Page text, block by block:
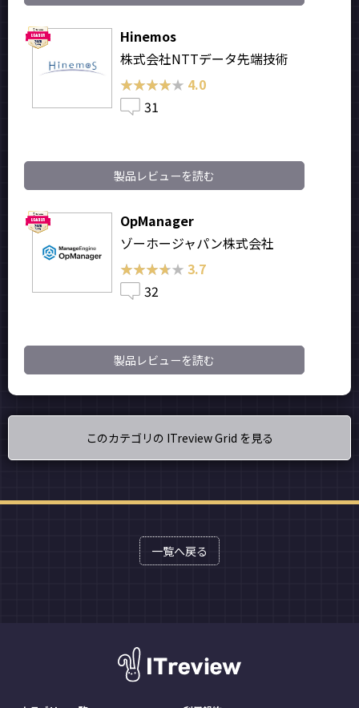
Hinemos
株式会社NTTデータ先端技術
★★★★★
★★★★★ 4.0
31
製品レビューを読む
OpManager
ゾーホージャパン株式会社
★★★★★
★★★★★ 3.7
32
製品レビューを読む
このカテゴリの ITreview Grid を見る
一覧へ戻る